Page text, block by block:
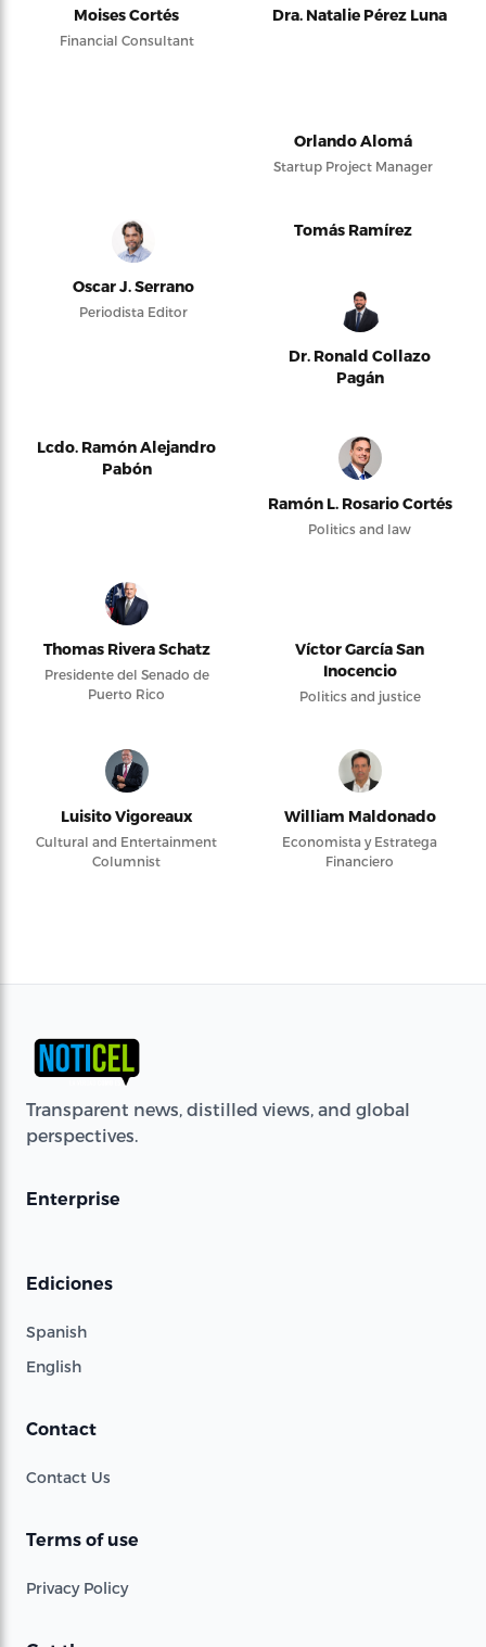
Moises Cortés
Financial Consultant
Dra. Natalie Pérez Luna
Orlando Alomá
Startup Project Manager
Oscar J. Serrano
Periodista Editor
Tomás Ramírez
Dr. Ronald Collazo
Pagán
Lcdo. Ramón Alejandro
Pabón
Ramón L. Rosario Cortés
Politics and law
Thomas Rivera Schatz
Presidente del Senado de
Puerto Rico
Víctor García San
Inocencio
Politics and justice
Luisito Vigoreaux
Cultural and Entertainment
Columnist
William Maldonado
Economista y Estratega
Financiero
Transparent news, distilled views, and global
perspectives.
Enterprise
Ediciones
Spanish
English
Contact
Contact Us
Terms of use
Privacy Policy